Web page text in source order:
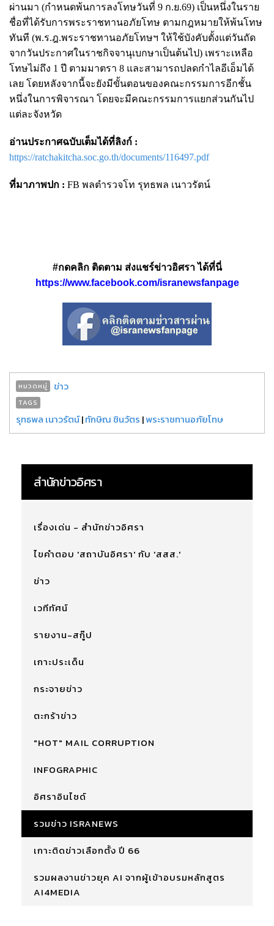
ผ่านมา (กำหนดพ้นการลงโทษวันที่ 9 ก.ย.69) เป็นหนึ่งในราย
ชื่อที่ได้รับการพระราชทานอภัยโทษ ตามกฎหมายให้พ้นโทษ
ทันที (พ.ร.ฎ.พระราชทานอภัยโทษฯ ให้ใช้บังคับตั้งแต่วันถัด
จากวันประกาศในราชกิจจานุเบกษาเป็นต้นไป) เพราะเหลือ
โทษไม่ถึง 1 ปี ตามมาตรา 8 และสามารถปลดกำไลอีเอ็มได้
เลย โดยหลังจากนี้จะยังมีขั้นตอนของคณะกรรมการอีกชั้น
หนึ่งในการพิจารณา โดยจะมีคณะกรรมการแยกส่วนกันไป
แต่ละจังหวัด
อ่านประกาศฉบับเต็มได้ที่ลิงก์ :
https://ratchakitcha.soc.go.th/documents/116497.pdf
ที่มาภาพปก : FB พลตำรวจโท รุทธพล เนาวรัตน์
#กดคลิก ติดตาม ส่งแชร์ข่าวอิศรา ได้ที่นี่
https://www.facebook.com/isranewsfanpage
หมวดหมู่ ข่าว
TAGS
รุทธพล เนาวรัตน์|ทักษิณ ชินวัตร |พระราชทานอภัยโทษ
สำนักข่าวอิศรา
เรื่องเด่น - สำนักข่าวอิศรา
ไขคำตอบ 'สถาบันอิศรา' กับ 'สสส.'
ข่าว
เวทีทัศน์
รายงาน-สกู๊ป
เกาะประเด็น
กระจายข่าว
ตะกร้าข่าว
"HOT" MAIL CORRUPTION
INFOGRAPHIC
อิศราอินไซด์
รวมข่าว ISRANEWS
เกาะติดข่าวเลือกตั้ง ปี 66
รวมผลงานข่าวยุค AI จากผู้เข้าอบรมหลักสูตร
AI4MEDIA